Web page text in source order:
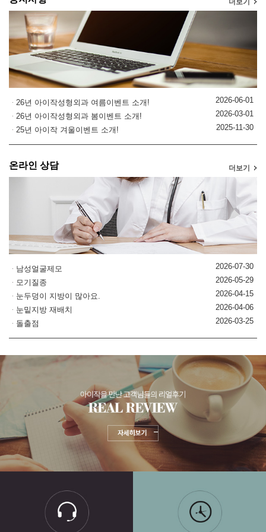
더보기
26년 아이작성형외과 여름이벤트 소개!
2026-06-01
26년 아이작성형외과 봄이벤트 소개!
2026-03-01
25년 아이작 겨울이벤트 소개!
2025-11-30
온라인 상담 더보기
남성얼굴제모
2026-07-30
모기질종
2026-05-29
눈두덩이 지방이 많아요.
2026-04-15
눈밑지방 재배치
2026-04-06
돌출점
2026-03-25